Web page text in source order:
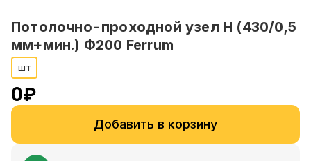
Потолочно-проходной узел Н (430/0,5
мм+мин.) Ф200 Ferrum
шт
0₽
Добавить в корзину